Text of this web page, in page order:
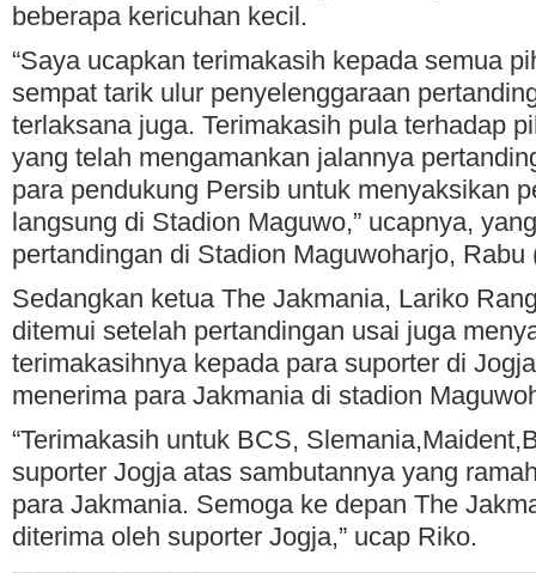
beberapa kericuhan kecil.
“Saya ucapkan terimakasih kepada semua
sempat tarik ulur penyelenggaraan
terlaksana juga. Terimakasih pula terhadap
yang telah mengamankan jalannya
para pendukung Persib untuk menyaksikan
langsung di Stadion Maguwo,” ucapnya,
pertandingan di Stadion Maguwoharjo, Rabu
Sedangkan ketua The Jakmania, Lariko
ditemui setelah pertandingan usai juga
terimakasihnya kepada para suporter di
menerima para Jakmania di stadion
“Terimakasih untuk BCS,
suporter Jogja atas sambutannya yang
para Jakmania. Semoga ke depan The
diterima oleh suporter Jogja,” ucap Riko.